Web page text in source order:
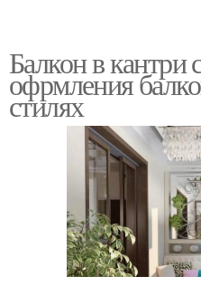
Балкон в кантри
офрмления
стилях